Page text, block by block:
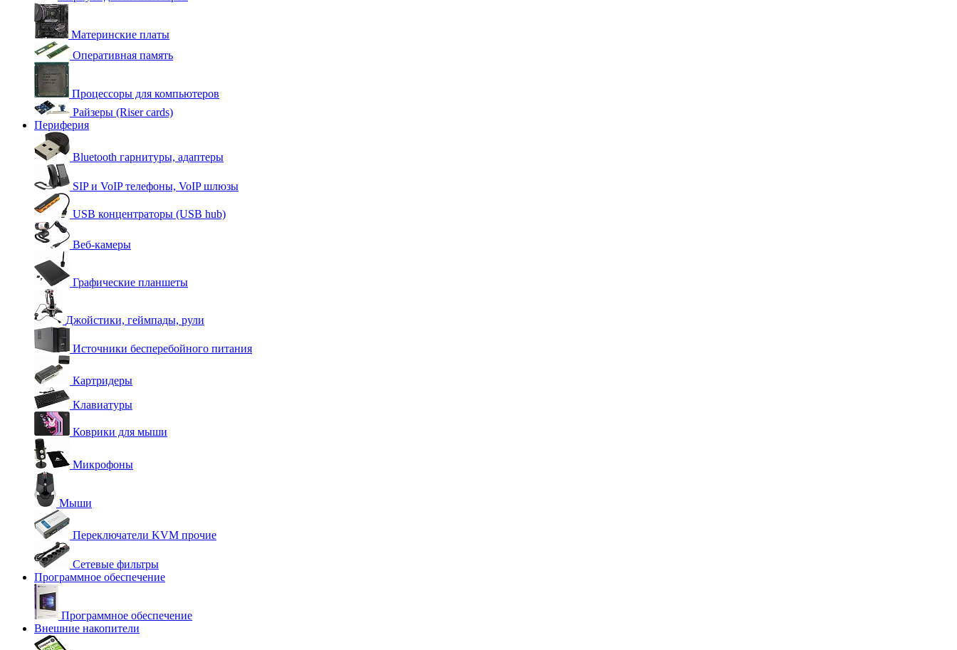
Материнские платы
Оперативная память
Процессоры для компьютеров
Райзеры (Riser cards)
Периферия
Bluetooth гарнитуры, адаптеры
SIP и VoIP телефоны, VoIP шлюзы
USB концентраторы (USB hub)
Веб-камеры
Графические планшеты
Джойстики, геймпады, рули
Источники бесперебойного питания
Картридеры
Клавиатуры
Коврики для мыши
Микрофоны
Мыши
Переключатели KVM прочие
Сетевые фильтры
Программное обеспечение
Программное обеспечение
Внешние накопители